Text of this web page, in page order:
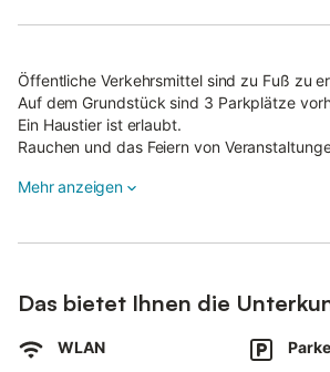
Öffentliche Verkehrsmittel sind zu Fuß zu
Auf dem Grundstück sind 3 Parkplätze
Ein Haustier ist erlaubt.
Rauchen und das Feiern von
Fahrrad.
Diese Unterkunft ist licht- und
Nach der Buchung füllen Sie bitte das
das Ihnen per E-Mail zugesandt wird,
Sie Ihre Adresse an. Dies wird dem
Mehr anzeigen
Das bietet Ihnen die
WLAN